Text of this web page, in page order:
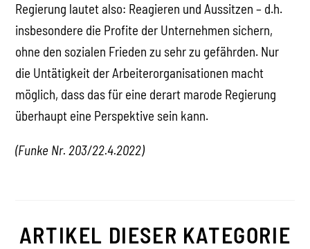
Regierung lautet also: Reagieren und Aussitzen – d.h.
insbesondere die Profite der Unternehmen sichern,
ohne den sozialen Frieden zu sehr zu gefährden. Nur
die Untätigkeit der Arbeiterorganisationen macht
möglich, dass das für eine derart marode Regierung
überhaupt eine Perspektive sein kann.
(Funke Nr. 203/22.4.2022)
ARTIKEL DIESER KATEGORIE